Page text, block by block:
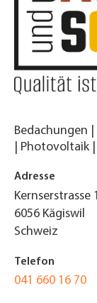
Bedachungen
| Photovoltaik
Adresse
Kernserstrasse
6056 Kägiswil
Schweiz
Telefon
041 660 16 70